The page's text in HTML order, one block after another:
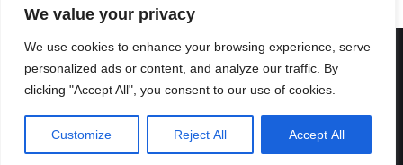
We value your privacy
We use cookies to enhance your browsing experience, serve
personalized ads or content, and analyze our traffic. By
clicking "Accept All", you consent to our use of cookies.
Customize Reject All Accept All
κοντά τρεις δημιουργούς με διαφορετική καλλιτεχνική